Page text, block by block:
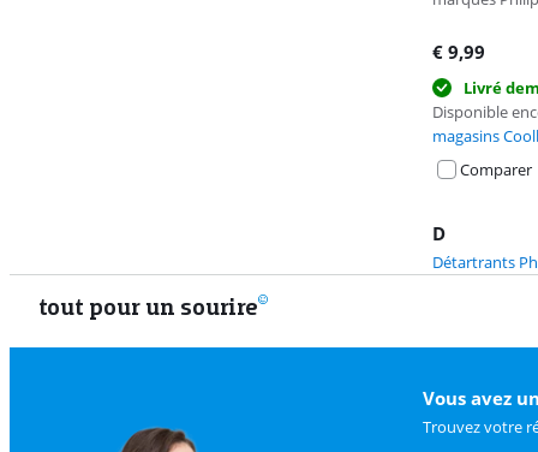
€ 9,99
Livré
Disponible
magasins
Comparer
D
Détartrants
tout pour un sourire
Vous avez
Trouvez votre